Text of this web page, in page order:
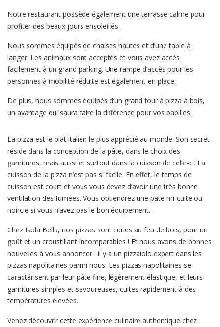
Notre restaurant possède également une terrasse calme pour
profiter des beaux jours ensoleillés.
Nous sommes équipés de chaises hautes et d’une table à
langer. Les animaux sont acceptés et vous avez accès
facilement à un grand parking. Une rampe d’accès pour les
personnes à mobilité réduite est également en place.
De plus, nous sommes équipés d’un grand four à pizza à bois,
un avantage qui saura faire la différence pour vos papilles.
La pizza est le plat italien le plus apprécié au monde. Son secret
réside dans la conception de la pâte, dans le choix des
garnitures, mais aussi et surtout dans la cuisson de celle-ci. La
cuisson de la pizza n’est pas si facile. En effet, le temps de
cuisson est court et vous vous devez d’avoir une très bonne
ventilation des fumées. Vous obtiendrez une pâte mi-cuite ou
noircie si vous n’avez pas le bon équipement.
Chez Isola Bella, nos pizzas sont cuites au feu de bois, pour un
goût et un croustillant incomparables ! Et nous avons de bonnes
nouvelles à vous annoncer : il y a un pizzaiolo expert dans les
pizzas napolitaines parmi nous. Les pizzas napolitaines se
caractérisent par leur pâte fine, légèrement élastique, et leurs
garnitures simples et savoureuses, cuites rapidement à des
températures élevées.
Venez découvrir cette expérience culinaire authentique chez